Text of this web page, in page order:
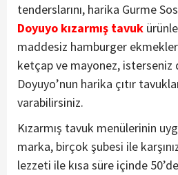
tenderslarını, harika Gurme
Doyuyo kızarmış tavuk
maddesiz hamburger
ketçap ve mayonez, isterseniz
Doyuyo’nun harika çıtır
varabilirsiniz.
Kızarmış tavuk menülerinin
marka, birçok şubesi ile
lezzeti ile kısa süre içinde